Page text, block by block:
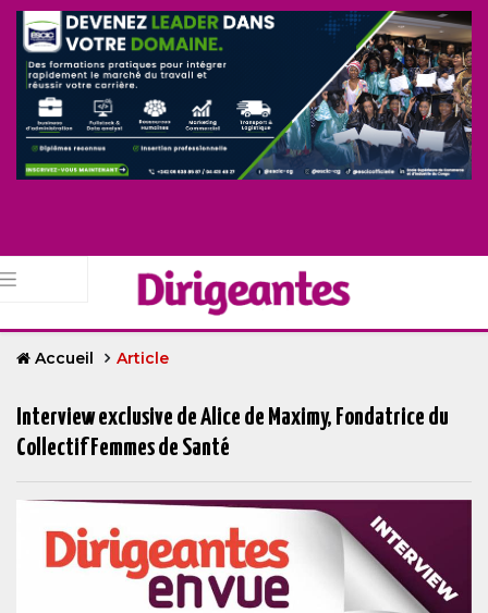
Accueil Article
Interview exclusive de Alice de Maximy, Fondatrice du
Collectif Femmes de Santé